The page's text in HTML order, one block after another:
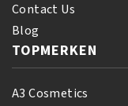
Contact Us
Blog
TOPMERKEN
A3 Cosmetics